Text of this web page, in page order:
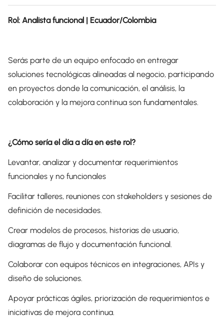
Rol: Analista funcional | Ecuador/Colombia
Serás parte de un equipo enfocado en entregar
soluciones tecnológicas alineadas al negocio, participando
en proyectos donde la comunicación, el análisis, la
colaboración y la mejora continua son fundamentales.
¿Cómo sería el día a día en este rol?
Levantar, analizar y documentar requerimientos
funcionales y no funcionales
Facilitar talleres, reuniones con stakeholders y sesiones de
definición de necesidades.
Crear modelos de procesos, historias de usuario,
diagramas de flujo y documentación funcional.
Colaborar con equipos técnicos en integraciones, APIs y
diseño de soluciones.
Apoyar prácticas ágiles, priorización de requerimientos e
iniciativas de mejora continua.